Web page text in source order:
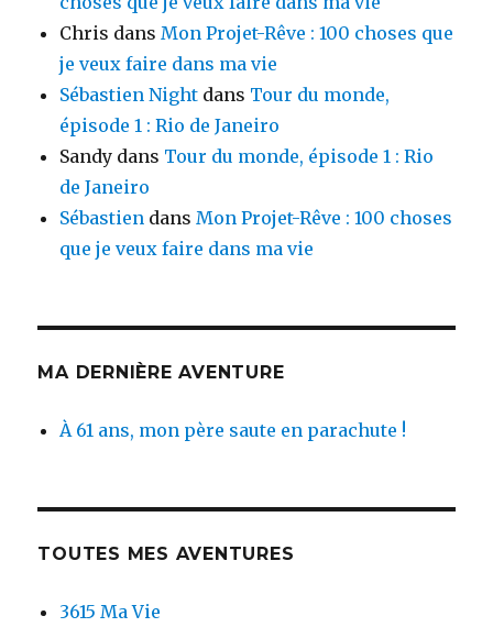
Chris dansMon Projet-Rêve : 100 choses que
je veux faire dans ma vie
Sébastien Night dans Tour du monde,
épisode 1 : Rio de Janeiro
Sandy dans Tour du monde, épisode 1 : Rio
de Janeiro
Sébastien dansMon Projet-Rêve : 100 choses
que je veux faire dans ma vie
MA DERNIÈRE AVENTURE
À 61 ans, mon père saute en parachute !
TOUTES MES AVENTURES
3615 Ma Vie